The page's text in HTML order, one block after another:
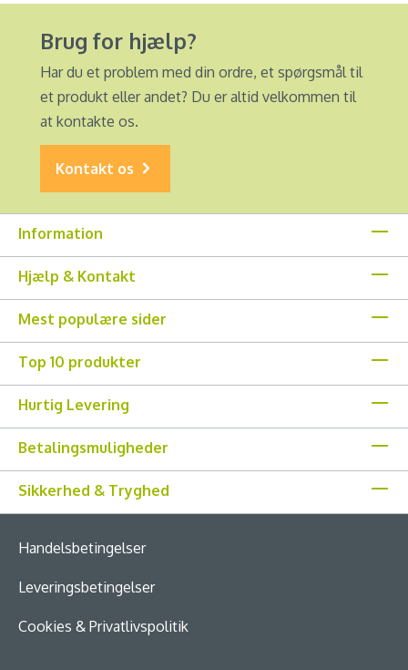
Brug for hjælp?
Har du et problem med din ordre, et spørgsmål til
et produkt eller andet? Du er altid velkommen til
at kontakte os.
Kontakt os
Information
Hjælp & Kontakt
Mest populære sider
Top 10 produkter
Hurtig Levering
Betalingsmuligheder
Sikkerhed & Tryghed
Handelsbetingelser
Leveringsbetingelser
Cookies & Privatlivspolitik